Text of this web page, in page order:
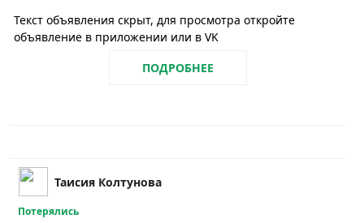
Текст объявления скрыт, для просмотра откройте
объявление в приложении или в VK
ПОДРОБНЕЕ
Таисия Колтунова
Потерялись